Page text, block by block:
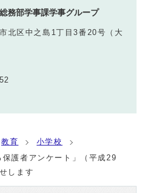
務部学事課学事グループ
区中之島1丁目3番20号（大
教育
小学校
保護者アンケート」（平成29
します